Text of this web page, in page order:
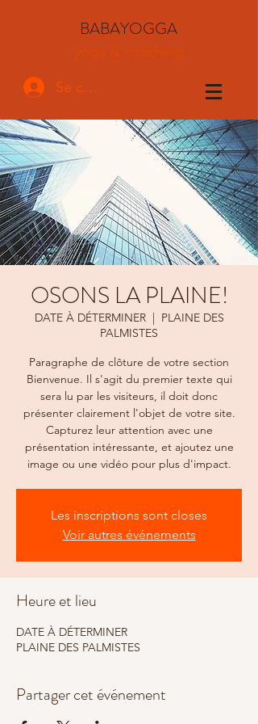
BABAYOGGA
yoga & coaching
Se connecter
OSONS LA PLAINE!
DATE À DÉTERMINER
  |
PLAINE DES
PALMISTES
Paragraphe de clôture de votre section
Bienvenue. Il s'agit du premier texte qui
sera lu par les visiteurs, il doit donc
présenter clairement l'objet de votre site.
Capturez leur attention avec une
présentation intéressante, et ajoutez une
image ou une vidéo pour plus d'impact.
Les inscriptions sont closes
Voir autres événements
Heure et lieu
DATE À DÉTERMINER
PLAINE DES PALMISTES
Partager cet événement